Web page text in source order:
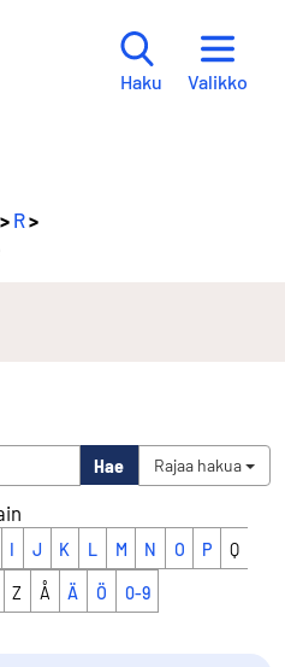
Haku Valikko
> R>
Hae Rajaa hakua
I J K L M N O P Q
Z Å Ä Ö 0-9